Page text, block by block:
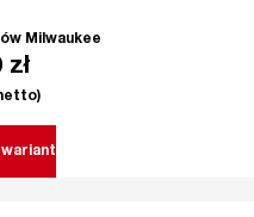
Milwaukee
zł